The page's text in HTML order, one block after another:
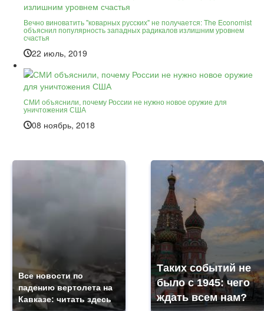
Вечно виноватить "коварных русских" не получается: The Economist
объяснил популярность западных радикалов излишним уровнем
счастья
22 июль, 2019
СМИ объяснили, почему России не нужно новое оружие для
уничтожения США
08 ноябрь, 2018
Все новости по
падению вертолета на
Кавказе: читать здесь
Таких событий не
было с 1945: чего
ждать всем нам?